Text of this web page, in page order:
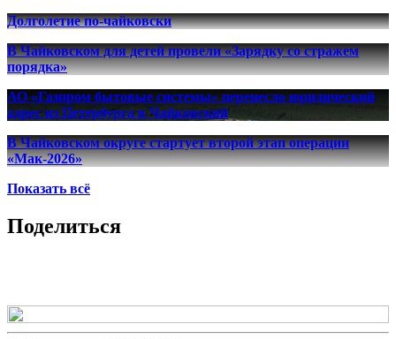
Долголетие по-чайковски
В Чайковском для детей провели «Зарядку со стражем
порядка»
АО «Газпром бытовые системы» перенесло юридический
адрес из Петербурга в Чайковский
В Чайковском округе стартует второй этап операции
«Мак-2026»
Показать всё
Поделиться